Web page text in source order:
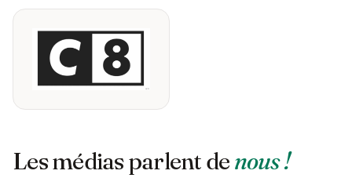
Les médias parlent denous !